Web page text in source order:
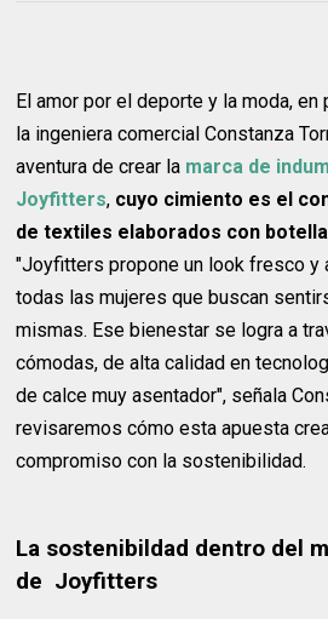
El amor por el deporte y la moda,
la ingeniera comercial Constanza
aventura de crear la marca de
Joyfitters, cuyo cimiento es el
de textiles elaborados con
"Joyfitters propone un look fresco y
todas las mujeres que buscan
mismas. Ese bienestar se logra a
cómodas, de alta calidad en
de calce muy asentador", señala
revisaremos cómo esta apuesta
compromiso con la sostenibilidad.
La sostenibildad dentro del
de Joyfitters